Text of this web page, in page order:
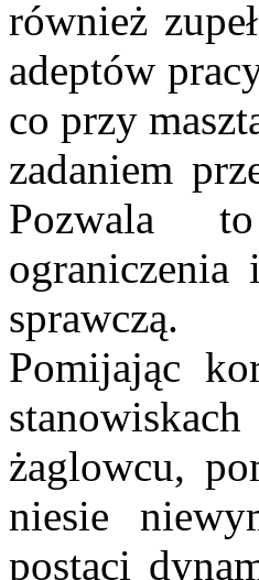
również
adeptów
co przy
zadaniem
Pozwala
sprawczą.
Pomijając
żaglowcu,
niesie
postaci